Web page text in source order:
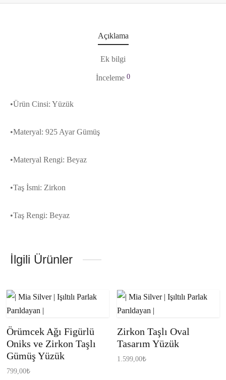
Açıklama
Ek bilgi
İnceleme 0
•Ürün Cinsi: Yüzük
•Materyal: 925 Ayar Gümüş
•Materyal Rengi: Beyaz
•Taş İsmi: Zirkon
•Taş Rengi: Beyaz
İlgili Ürünler
Örümcek Ağı Figürlü
Oniks ve Zirkon Taşlı
Gümüş Yüzük
799,00₺
Zirkon Taşlı Oval
Tasarım Yüzük
1.599,00₺